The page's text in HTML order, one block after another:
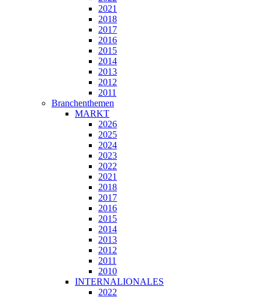
2021
2018
2017
2016
2015
2014
2013
2012
2011
Branchenthemen
MARKT
2026
2025
2024
2023
2022
2021
2018
2017
2016
2015
2014
2013
2012
2011
2010
INTERNALIONALES
2022